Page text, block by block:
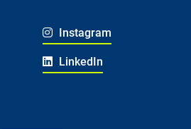
Instagram
LinkedIn